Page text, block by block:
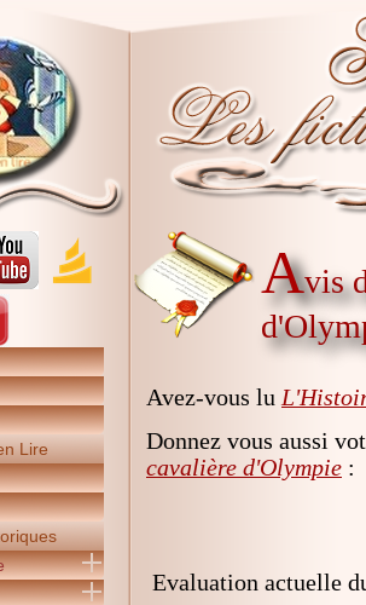
Lire
Avis
Avez-vous lu
Donnez vous aussi
cavalière d'Olympie :
Evaluation actuelle